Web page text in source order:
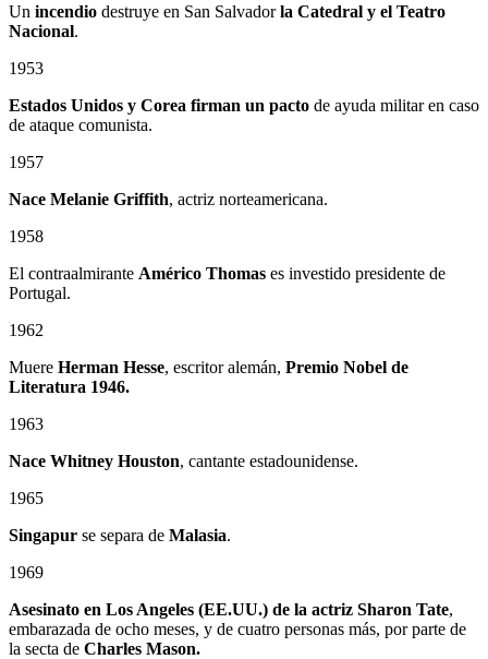
Un incendio destruye en San Salvadorla Catedral y el Teatro
Nacional.
1953
Estados Unidos y Corea firman un pacto de ayuda militar en caso
de ataque comunista.
1957
Nace Melanie Griffith, actriz norteamericana.
1958
El contraalmirante Américo Thomas es investido presidente de
Portugal.
1962
Muere Herman Hesse, escritor alemán, Premio Nobel de
Literatura 1946.
1963
Nace Whitney Houston, cantante estadounidense.
1965
Singapur se separa de Malasia.
1969
Asesinato en Los Angeles (EE.UU.) de la actriz Sharon Tate,
embarazada de ocho meses, y de cuatro personas más, por parte de
la secta de Charles Mason.